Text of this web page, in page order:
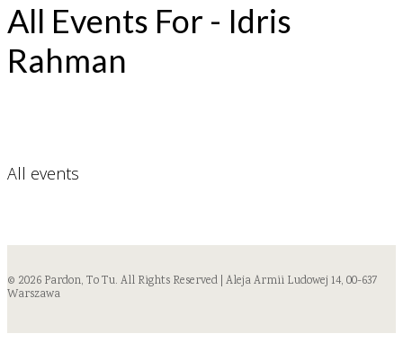
All Events For - Idris
Rahman
All events
© 2026 Pardon, To Tu. All Rights Reserved | Aleja Armii Ludowej 14, 00-637
Warszawa